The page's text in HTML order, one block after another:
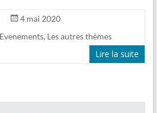
4 mai 2020
Evenements, Les autres thèmes
Lire la suite